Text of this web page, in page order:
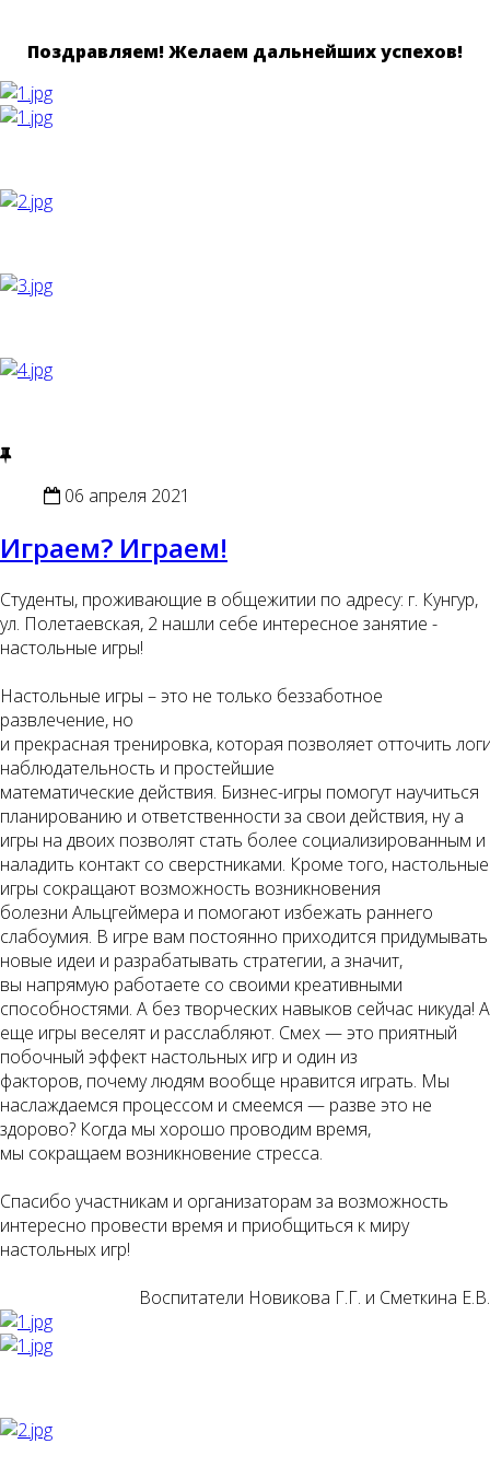
Поздравляем! Желаем дальнейших успехов!
06 апреля 2021
Играем? Играем!
Студенты, проживающие в общежитии по адресу: г. Кунгур,
ул. Полетаевская, 2 нашли себе интересное занятие -
настольные игры!
Настольные игры – это не только беззаботное
развлечение, но
и прекрасная тренировка, которая позволяет отточить
наблюдательность и простейшие
математические действия. Бизнес-игры помогут научиться
планированию и ответственности за свои действия, ну а
игры на двоих позволят стать более социализированным и
наладить контакт со сверстниками. Кроме того, настольные
игры сокращают возможность возникновения
болезни Альцгеймера и помогают избежать раннего
слабоумия. В игре вам постоянно приходится придумывать
новые идеи и разрабатывать стратегии, а значит,
вы напрямую работаете со своими креативными
способностями. А без творческих навыков сейчас никуда! А
еще игры веселят и расслабляют. Смех — это приятный
побочный эффект настольных игр и один из
факторов, почему людям вообще нравится играть. Мы
наслаждаемся процессом и смеемся — разве это не
здорово? Когда мы хорошо проводим время,
мы сокращаем возникновение стресса.
Спасибо участникам и организаторам за возможность
интересно провести время и приобщиться к миру
настольных игр!
Воспитатели Новикова Г.Г. и Сметкина Е.В.